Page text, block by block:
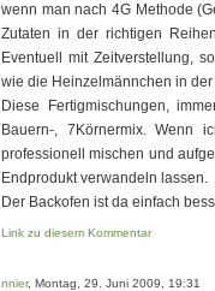
wenn man nach 4G Methode
Zutaten in der richtigen
Eventuell mit Zeitverstellung,
wie die Heinzelmännchen in
Diese Fertigmischungen,
Bauern-, 7Körnermix. Wenn
professionell mischen und
Endprodukt verwandeln lassen.
Der Backofen ist da einfach
Link zu diesem Kommentar
nnier, Montag, 29. Juni 2009, 19:31